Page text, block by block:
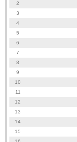
2
3
4
5
6
7
8
9
10
11
12
13
14
15